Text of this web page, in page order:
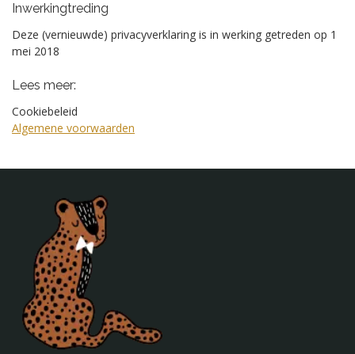
Inwerkingtreding
Deze (vernieuwde) privacyverklaring is in werking getreden op 1
mei 2018
Lees meer:
Cookiebeleid
Algemene voorwaarden